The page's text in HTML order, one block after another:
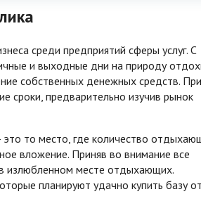
среди предприятий сферы услуг. С
и выходные дни на природу
собственных денежных средств. При
сроки, предварительно изучив рынок
это то место, где количество
вложение. Приняв во внимание все
излюбленном месте отдыхающих.
планируют удачно купить базу